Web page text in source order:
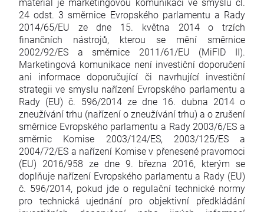
24 odst. 3 směrnice Evropského parlamentu a Rady
2014/65/EU ze dne 15. května 2014 o trzích
finančních nástrojů, kterou se mění směrnice
2002/92/ES a směrnice 2011/61/EU (MiFID II).
Marketingová komunikace není investiční doporučení
ani informace doporučující či navrhující investiční
strategii ve smyslu nařízení Evropského parlamentu a
Rady (EU) č. 596/2014 ze dne 16. dubna 2014 o
zneužívání trhu (nařízení o zneužívání trhu) a o zrušení
směrnice Evropského parlamentu a Rady 2003/6/ES a
směrnic Komise 2003/124/ES, 2003/125/ES a
2004/72/ES a nařízení Komise v přenesené pravomoci
(EU) 2016/958 ze dne 9. března 2016, kterým se
doplňuje nařízení Evropského parlamentu a Rady (EU)
č. 596/2014, pokud jde o regulační technické normy
pro technická ujednání pro objektivní předkládání